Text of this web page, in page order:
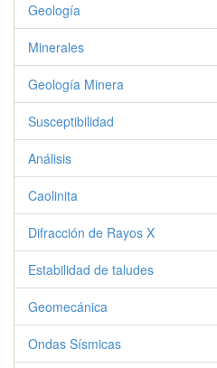
Geología
Minerales
Geología Minera
Susceptibilidad
Análisis
Caolinita
Difracción de Rayos X
Estabilidad de taludes
Geomecánica
Ondas Sísmicas